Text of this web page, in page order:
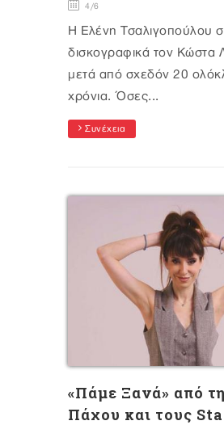
4/6
Η Ελένη Τσαλιγοπούλου
δισκογραφικά τον Κώστα
μετά από σχεδόν 20
χρόνια. Όσες...
Συνέχεια
«Πάμε Ξανά» από
Πάχου και τους